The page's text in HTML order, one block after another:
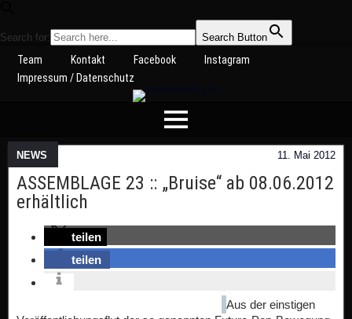
Search for: Search Button
Team Kontakt Facebook
Instagram
Impressum / Datenschutz
NEWS 11. Mai 2012
ASSEMBLAGE 23 :: „Bruise“ ab 08.06.2012
erhältlich
teilen
teilen
Aus der einstigen